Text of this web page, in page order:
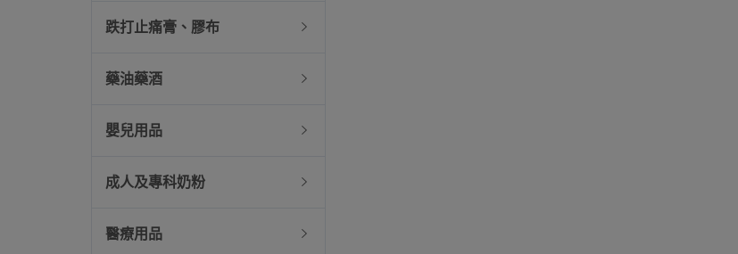
跌打止痛膏、膠布
藥油藥酒
嬰兒用品
成人及專科奶粉
醫療用品